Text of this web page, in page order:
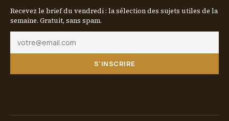
Recevez le brief du vendredi : la sélection des sujets utiles de la
semaine. Gratuit, sans spam.
S'INSCRIRE